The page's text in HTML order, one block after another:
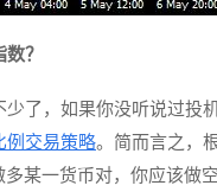
？
了，如果你没听说过投
例交易策略。简而言之，
某一货币对，你应该做